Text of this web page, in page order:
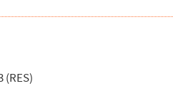
(RES)